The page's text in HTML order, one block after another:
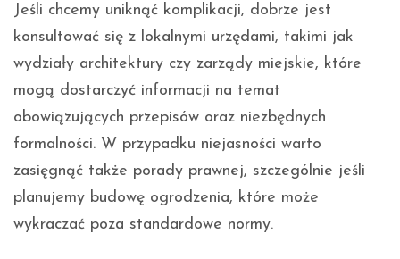
Jeśli chcemy uniknąć komplikacji, dobrze jest
konsultować się z lokalnymi urzędami, takimi jak
wydziały architektury czy zarządy miejskie, które
mogą dostarczyć informacji na temat
obowiązujących przepisów oraz niezbędnych
formalności. W przypadku niejasności warto
zasięgnąć także porady prawnej, szczególnie jeśli
planujemy budowę ogrodzenia, które może
wykraczać poza standardowe normy.